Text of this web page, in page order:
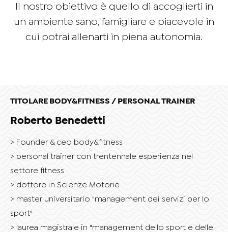
Il nostro obiettivo è quello di accoglierti in
un ambiente sano, famigliare e piacevole in
cui potrai allenarti in piena autonomia.
TITOLARE BODY&FITNESS / PERSONAL TRAINER
Roberto Benedetti
Founder & ceo body&fitness
personal trainer con trentennale esperienza nel
settore fitness
dottore in Scienze Motorie
master universitario "management dei servizi per lo
sport"
laurea magistrale in "management dello sport e delle